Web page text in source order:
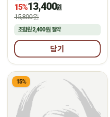
냉동
15%13,400원
15,800원
조합원2,400원 절약
담기
15%